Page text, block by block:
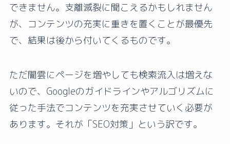
できません。支離滅裂に聞こえるかもしれません
が、コンテンツの充実に重きを置くことが最優先
で、結果は後から付いてくるものです。
ただ闇雲にページを増やしても検索流入は増えな
いので、Googleのガイドラインやアルゴリズムに
従った手法でコンテンツを充実させていく必要が
あります。それが「SEO対策」という訳です。